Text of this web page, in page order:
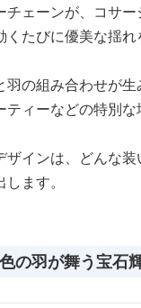
チェーンが、コサー
たびに優美な揺れ
羽の組み合わせが
ィーなどの特別な
ザインは、どんな
ます。
の羽が舞う宝石